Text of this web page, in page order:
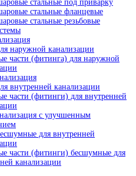
стальные под приварку
стальные фланцевые
стальные резьбовые
наружной канализации
части (фитинга) для наружной
внутренней канализации
части (фитинги) для внутренней
с улучшенным
для внутренней
части (фитинги) бесшумные для
канализации